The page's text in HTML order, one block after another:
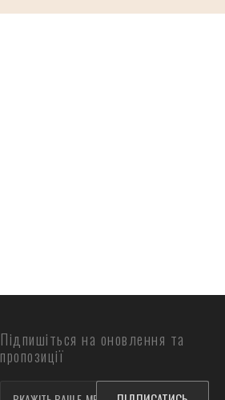
Підпишіться на оновлення та
пропозиції